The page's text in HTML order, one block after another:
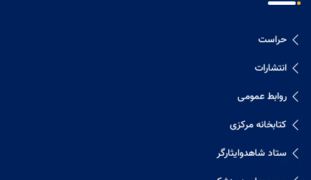
حراست
انتشارات
روابط عمومی
کتابخانه مرکزی
ستاد شاهدوایثارگر